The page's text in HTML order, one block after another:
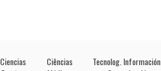
Ciencias
Ciências
Tecnolog. Información